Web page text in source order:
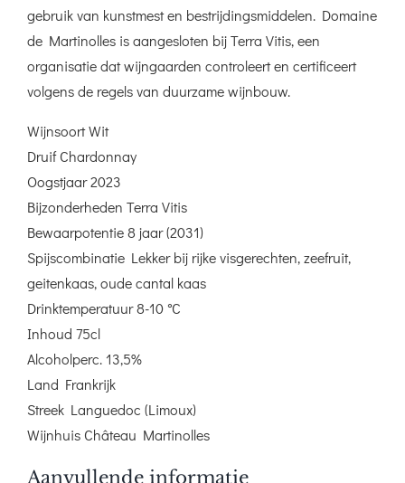
gebruik van kunstmest en bestrijdingsmiddelen. Domaine
de Martinolles is aangesloten bij Terra Vitis, een
organisatie dat wijngaarden controleert en certificeert
volgens de regels van duurzame wijnbouw.
Wijnsoort Wit
Druif Chardonnay
Oogstjaar 2023
Bijzonderheden Terra Vitis
Bewaarpotentie 8 jaar (2031)
Spijscombinatie Lekker bij rijke visgerechten, zeefruit,
geitenkaas, oude cantal kaas
Drinktemperatuur 8-10 °C
Inhoud 75cl
Alcoholperc. 13,5%
Land Frankrijk
Streek Languedoc (Limoux)
Wijnhuis Château Martinolles
Aanvullende informatie